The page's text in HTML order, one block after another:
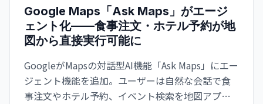
Google Maps「Ask Maps」がエージ
ェント化——食事注文・ホテル予約が地
図から直接実行可能に
GoogleがMapsの対話型AI機能「Ask Maps」にエー
ジェント機能を追加。ユーザーは自然な会話で食
事注文やホテル予約、イベント検索を地図アプリ